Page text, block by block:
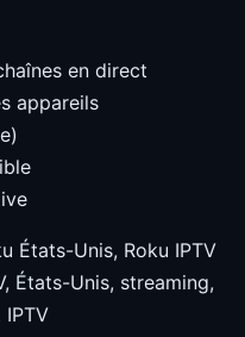
en direct
appareils
États-Unis, Roku IPTV
États-Unis, streaming,
IPTV